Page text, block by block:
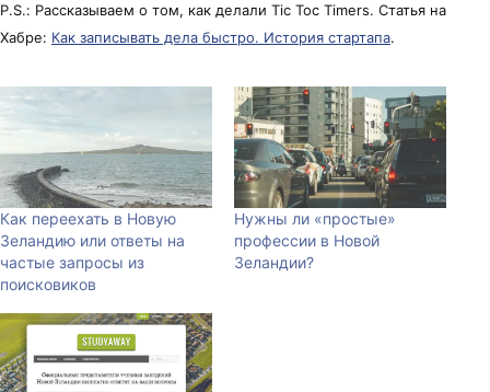
P.S.: Рассказываем о том, как делали Tic Toc Timers. Статья на
Хабре: Как записывать дела быстро. История стартапа.
Как переехать в Новую
Зеландию или ответы на
частые запросы из
поисковиков
Нужны ли «простые»
профессии в Новой
Зеландии?